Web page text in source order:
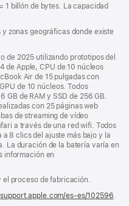
1 billón de bytes. La capacidad
y zonas geográficas donde existe
de 2025 utilizando prototipos del
de Apple, CPU de 10 núcleos
Air de 15 pulgadas con
de 10 núcleos. Todos
GB de RAM y SSD de 256 GB.
con 25 páginas web
de streaming de vídeo
a través de una red wifi. Todos
a 8 clics del ajuste más bajo y la
La duración de la batería varía en
información en
el proceso de fabricación.
support.apple.com/es-es/102596